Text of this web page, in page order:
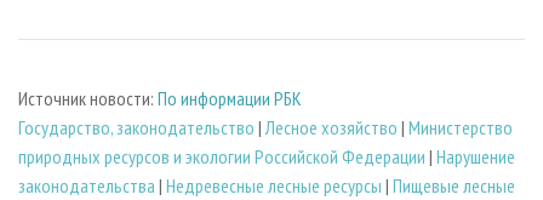
Источник новости: По информации РБК
Государство, законодательство |Лесное хозяйство | Министерство
природных ресурсов и экологии Российской Федерации | Нарушение
законодательства | Недревесные лесные ресурсы | Пищевые лесные